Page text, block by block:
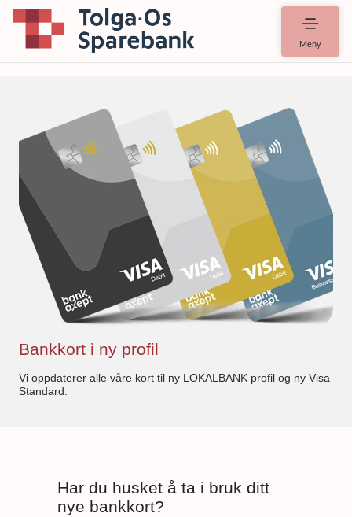
Meny
Bankkort i ny profil
Vi oppdaterer alle våre kort til ny LOKALBANK profil og ny Visa
Standard.
Har du husket å ta i bruk ditt
nye bankkort?